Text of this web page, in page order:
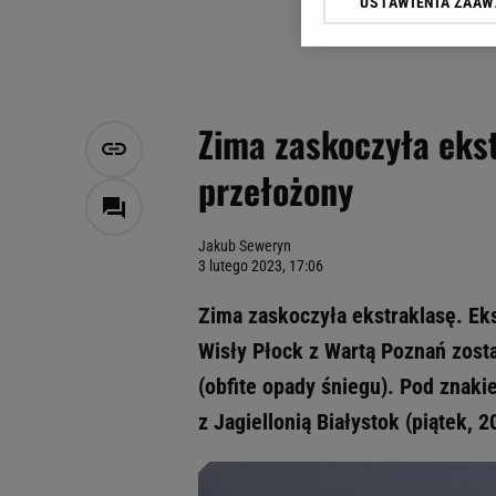
Zima zaskoczyła
przełożony
Jakub Seweryn
3 lutego 2023, 17:06
Zima zaskoczyła ekstraklasę.
Wisły Płock z Wartą Poznań
(obfite opady śniegu). Pod
z Jagiellonią Białystok (piątek,
Klikając „Akceptuję”
Zaufanych Partnerów i
My, nasi Zaufani
Użycie dokładnych
Przechowywanie